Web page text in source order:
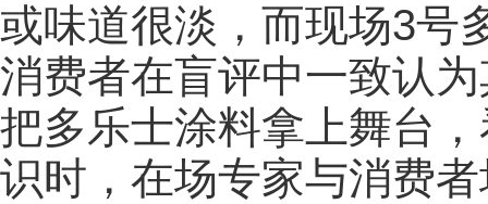
或味道很淡，而现场3号
消费者在盲评中一致认
把多乐士涂料拿上舞台
识时，在场专家与消费